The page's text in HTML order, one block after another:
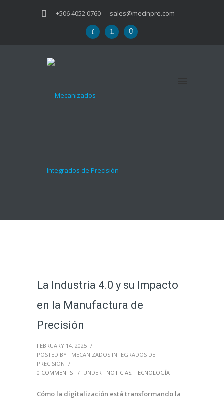
+506 4052 0760 sales@mecinpre.com
La Industria 4.0 y su Impacto
en la Manufactura de
Precisión
FEBRUARY 14, 2025 /
POSTED BY : MECANIZADOS INTEGRADOS DE
PRECISIÓN /
0 COMMENTS
/ UNDER : NOTICIAS, TECNOLOGÍA
Cómo la digitalización está transformando la